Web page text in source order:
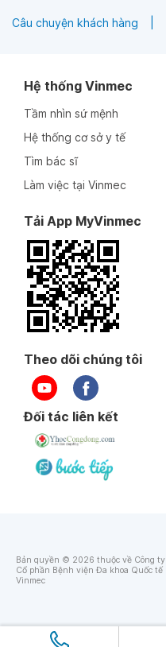
Câu chuyện khách hàng
Hệ thống Vinmec
Tầm nhìn sứ mệnh
Hệ thống cơ sở y tế
Tìm bác sĩ
Làm việc tại Vinmec
Tải App MyVinmec
Theo dõi chúng tôi
Đối tác liên kết
Bản quyền © 2026 thuộc về Công ty
Cổ phần Bệnh viện Đa khoa Quốc tế
Vinmec